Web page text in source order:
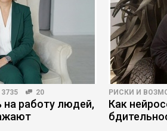
3735 20
на работу людей,
РИСКИ И
Как